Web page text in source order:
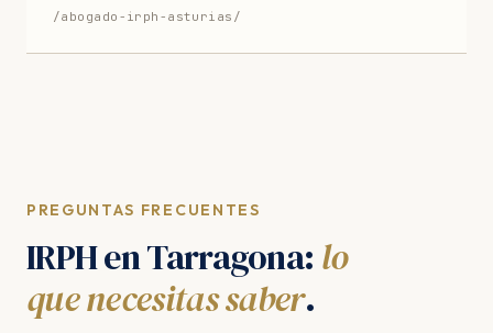
/abogado-irph-asturias/
PREGUNTAS FRECUENTES
IRPH en Tarragona: lo
que necesitas saber.